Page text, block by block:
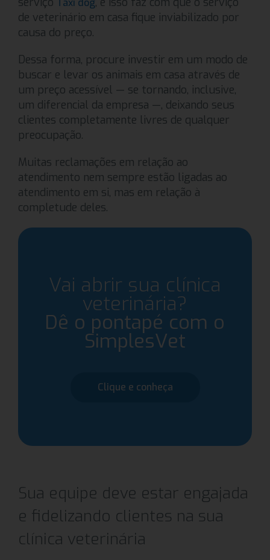
Táxi dog
de veterinário em casa fique inviabilizado por
causa do preço.
Dessa forma, procure investir em um modo de
buscar e levar os animais em casa através de
um preço acessível — se tornando, inclusive,
um diferencial da empresa —, deixando seus
clientes completamente livres de qualquer
preocupação.
Muitas reclamações em relação ao
atendimento nem sempre estão ligadas ao
atendimento em si, mas em relação à
completude deles.
Vai abrir sua clínica
veterinária?
Dê o pontapé com o
SimplesVet
Clique e conheça
Sua equipe deve estar engajada
e fidelizando clientes na sua
clínica veterinária